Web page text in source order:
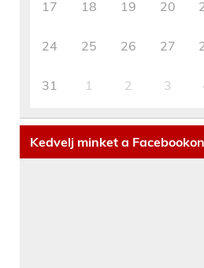
17 18 19 20
24 25 26 27
31 1 2 3
Kedvelj minket a Facebookon